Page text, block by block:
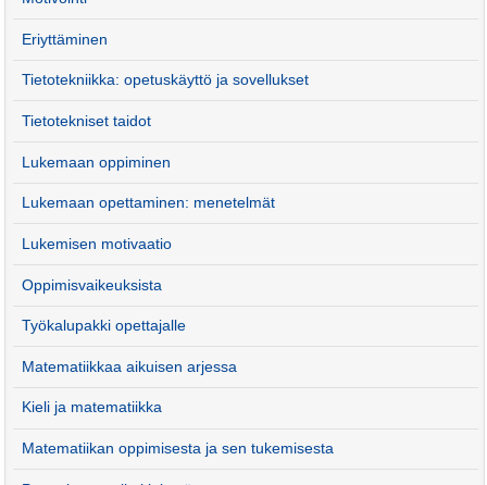
Eriyttäminen
Tietotekniikka: opetuskäyttö ja sovellukset
Tietotekniset taidot
Lukemaan oppiminen
Lukemaan opettaminen: menetelmät
Lukemisen motivaatio
Oppimisvaikeuksista
Työkalupakki opettajalle
Matematiikkaa aikuisen arjessa
Kieli ja matematiikka
Matematiikan oppimisesta ja sen tukemisesta